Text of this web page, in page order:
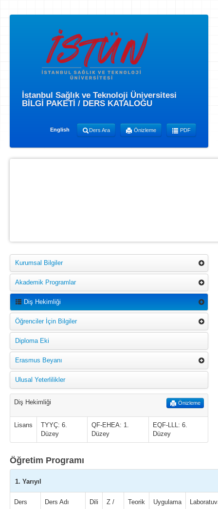
İstanbul Sağlık ve Teknoloji Üniversitesi
BİLGİ PAKETİ / DERS KATALOĞU
English Ders Ara Önizleme PDF
Kurumsal Bilgiler
Akademik Programlar
Diş Hekimliği
Öğrenciler İçin Bilgiler
Diploma Eki
Erasmus Beyanı
Ulusal Yeterlilikler
Diş Hekimliği Önizleme
Lisans
TYYÇ: 6.
Düzey
QF-EHEA: 1.
Düzey
EQF-LLL: 6.
Düzey
Öğretim Programı
1. Yarıyıl
Ders
Ders Adı Dili
Z /
Teorik Uygulama